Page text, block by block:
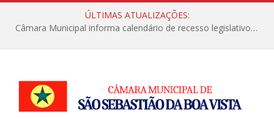
ÚLTIMAS ATUALIZAÇÕES:
Câmara Municipal informa calendário de recesso legislativo de julho